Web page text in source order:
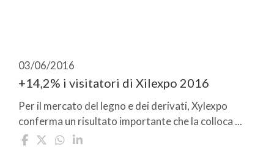
03/06/2016
+14,2% i visitatori di Xilexpo 2016
Per il mercato del legno e dei derivati, Xylexpo
conferma un risultato importante che la colloca ...